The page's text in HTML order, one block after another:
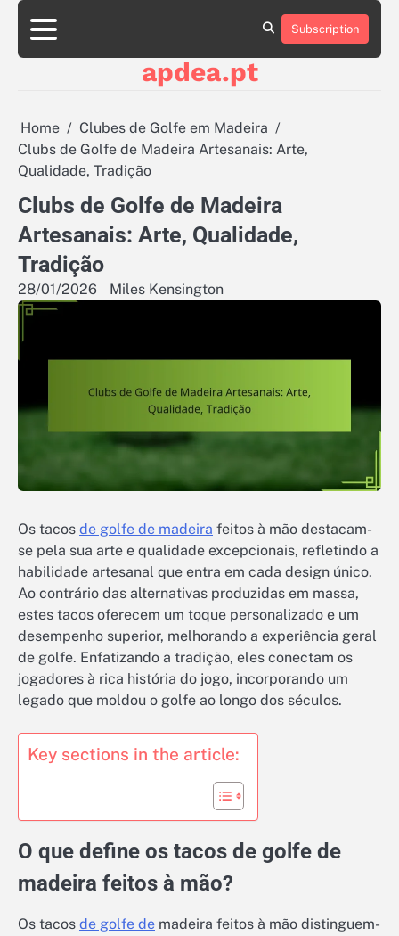
Skip
content
About
Contact
Cookie
Privacy
Sitemap
Terms
Conditions
Subscription
apdea.pt
Home
Clubes de Golfe em Madeira
Clubs de Golfe de Madeira Artesanais: Arte,
Qualidade, Tradição
Clubs de Golfe de Madeira
Artesanais: Arte, Qualidade,
Tradição
28/01/2026 Miles Kensington
Os tacos de golfe de madeira feitos à mão destacam-
se pela sua arte e qualidade excepcionais, refletindo a
habilidade artesanal que entra em cada design único.
Ao contrário das alternativas produzidas em massa,
estes tacos oferecem um toque personalizado e um
desempenho superior, melhorando a experiência geral
de golfe. Enfatizando a tradição, eles conectam os
jogadores à rica história do jogo, incorporando um
legado que moldou o golfe ao longo dos séculos.
Key sections in the article:
O que define os tacos de golfe de
madeira feitos à mão?
Os tacos de golfe de madeira feitos à mão distinguem-